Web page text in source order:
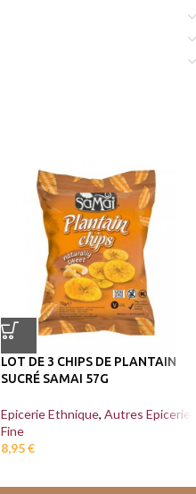
LOT DE 3 CHIPS DE PLANTAIN
SUCRÉ SAMAI 57G
Epicerie Ethnique, Autres Epicerie
Fine
8,95€